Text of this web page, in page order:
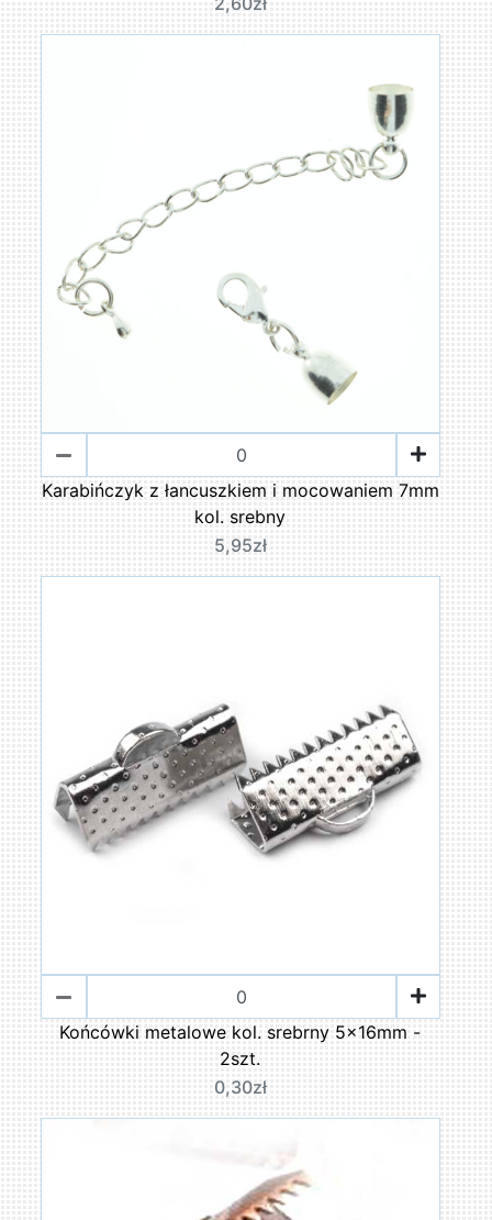
Karabińczyk z łancuszkiem i mocowaniem 7mm
kol. srebny
5,95zł
Końcówki metalowe kol. srebrny 5x16mm -
2szt.
0,30zł